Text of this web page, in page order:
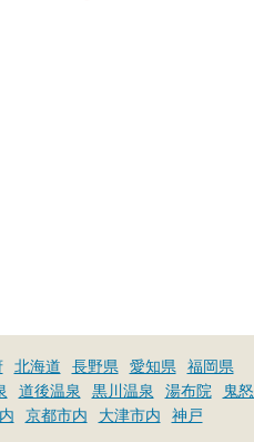
北海道 長野県 愛知県 福岡県
道後温泉 黒川温泉 湯布院 鬼
京都市内 大津市内 神戸